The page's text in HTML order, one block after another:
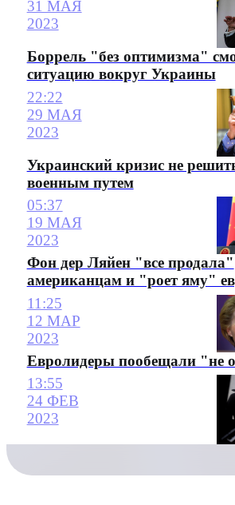
31 МАЯ
2023
Боррель "без оптимизма"
ситуацию вокруг Украины
22:22
29 МАЯ
2023
Украинский кризис не
военным путем
05:37
19 МАЯ
2023
Фон дер Ляйен "все продала"
американцам и "роет яму"
11:25
12 МАР
2023
Евролидеры пообещали "не
13:55
24 ФЕВ
2023